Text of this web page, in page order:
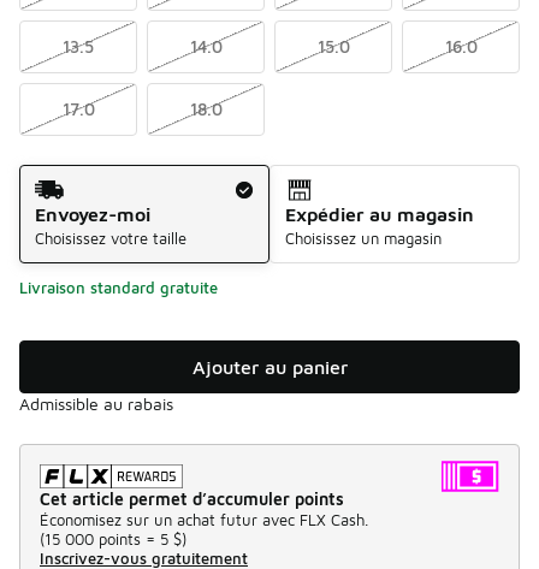
13.5 14.0 15.0 16.0
17.0 18.0
Méthode d’expédition
Envoyez-moi
Choisissez votre taille
Expédier au magasin
Choisissez un magasin
Livraison standard gratuite
Ajouter au panier
Admissible au rabais
Cet article permet d’accumuler points
Économisez sur un achat futur avec FLX Cash.
(15 000 points = 5 $)
Inscrivez-vous gratuitement